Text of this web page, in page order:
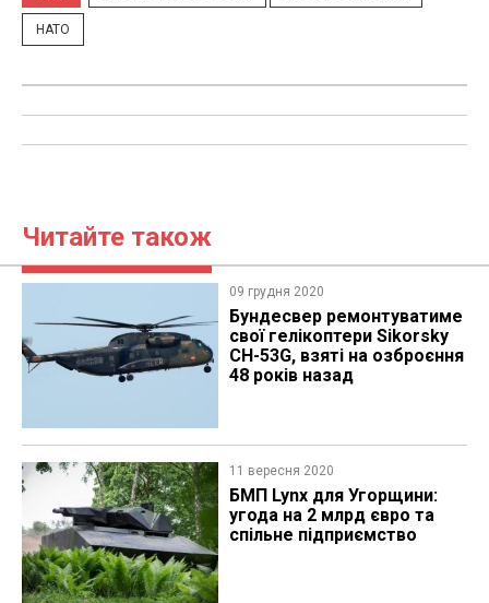
НАТО
Читайте також
09 грудня 2020
Бундесвер ремонтуватиме
свої гелікоптери Sikorsky
CH-53G, взяті на озброєння
48 років назад
11 вересня 2020
БМП Lynx для Угорщини:
угода на 2 млрд євро та
спільне підприємство